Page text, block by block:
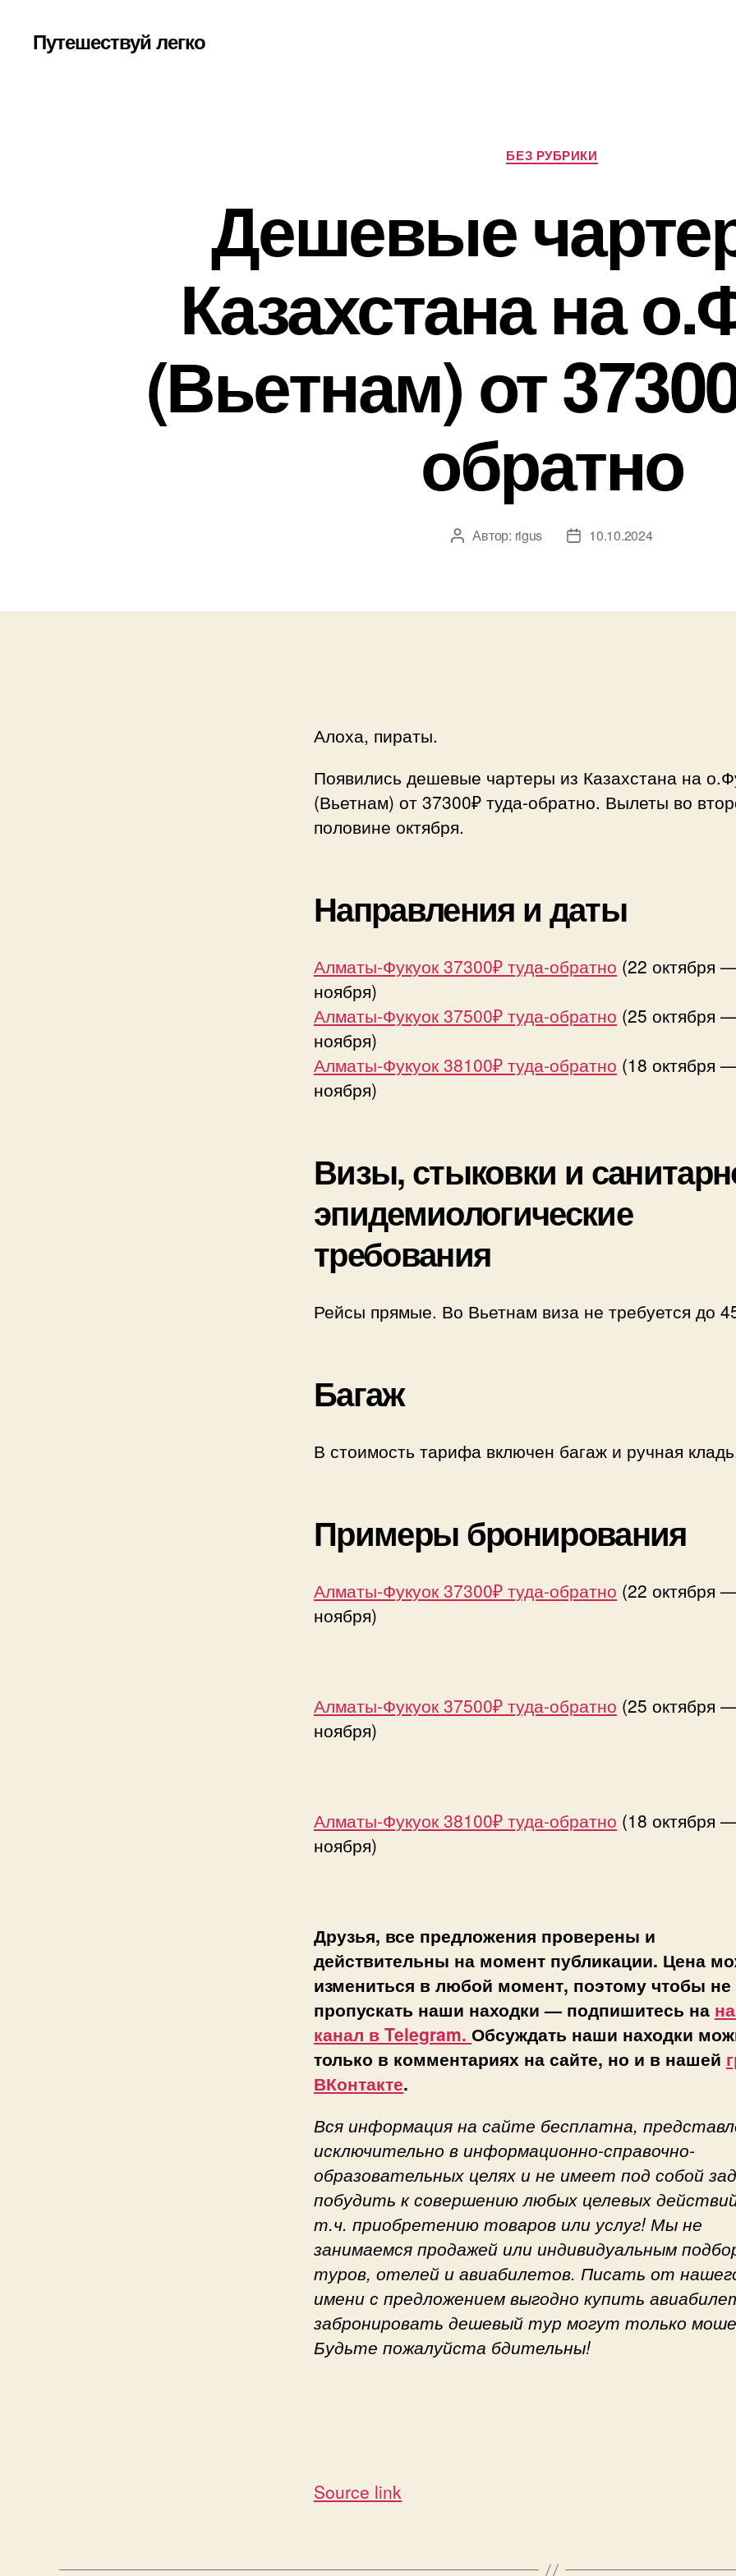
Путешествуй легко
Рубрики
БЕЗ РУБРИКИ
Дешевые
Казахстана на
(Вьетнам) от
обратно
Автор
Автор: rigus
Дата10.10.2024
Алоха, пираты.
Появились дешевые чартеры из Казахстана на
(Вьетнам) от 37300₽ туда-обратно. Вылеты во
половине октября.
Направления и даты
Алматы-Фукуок 37300₽ туда-обратно (22 октября
ноября)
Алматы-Фукуок 37500₽ туда-обратно (25 октября
ноября)
Алматы-Фукуок 38100₽ туда-обратно (18 октября
ноября)
Визы, стыковки и
эпидемиологические
требования
Рейсы прямые. Во Вьетнам виза не требуется до
Багаж
В стоимость тарифа включен багаж и ручная
Примеры бронирования
Алматы-Фукуок 37300₽ туда-обратно (22 октября
ноября)
Алматы-Фукуок 37500₽ туда-обратно (25 октября
ноября)
Алматы-Фукуок 38100₽ туда-обратно (18 октября
ноября)
Друзья, все предложения проверены и
действительны на момент публикации. Цена
измениться в любой момент, поэтому чтобы не
пропускать наши находки — подпишитесь на
канал в Telegram. Обсуждать наши находки
только в комментариях на сайте, но и в нашей
ВКонтакте.
Вся информация на сайте бесплатна,
исключительно в информационно-справочно-
образовательных целях и не имеет под собой
побудить к совершению любых целевых
т.ч. приобретению товаров или услуг! Мы не
занимаемся продажей или индивидуальным
туров, отелей и авиабилетов. Писать от
имени с предложением выгодно купить
забронировать дешевый тур могут только
Будьте пожалуйста бдительны!
Source link